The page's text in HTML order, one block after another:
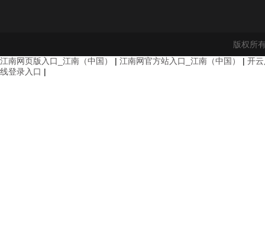
版权所
江南网页版入口_江南（中国）
| 江南网官方站入口_江南（中国） | 开
线登录入口 |